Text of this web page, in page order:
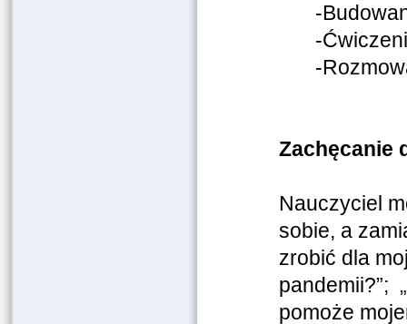
-
-
-
Zachęcanie
Nauczyciel
sobie, a
zrobić dla
pandemii?”;
pomoże